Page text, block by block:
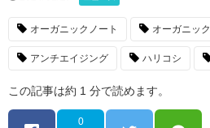
オーガニックノート オーガニック
アンチエイジング ハリコシ
この記事は約 1 分で読めます。
0